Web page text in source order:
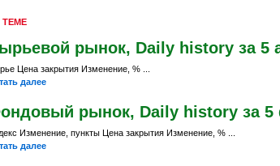
рынок, Daily history за 5
Цена закрытия Изменение, % ...
далее
рынок, Daily history за 5
Изменение, пункты Цена закрытия Изменение, % ...
далее